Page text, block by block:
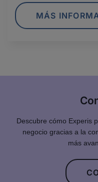
MÁS
Descubre cómo Experis
negocio gracias a la
más